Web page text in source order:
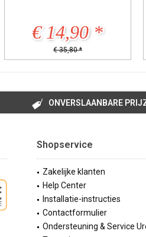
€ 14,90 *
€ 35,80 *
ONVERSLAANBARE
Shopservice
Zakelijke klanten
Help Center
Installatie-instructies
Contactformulier
Ondersteuning & Service